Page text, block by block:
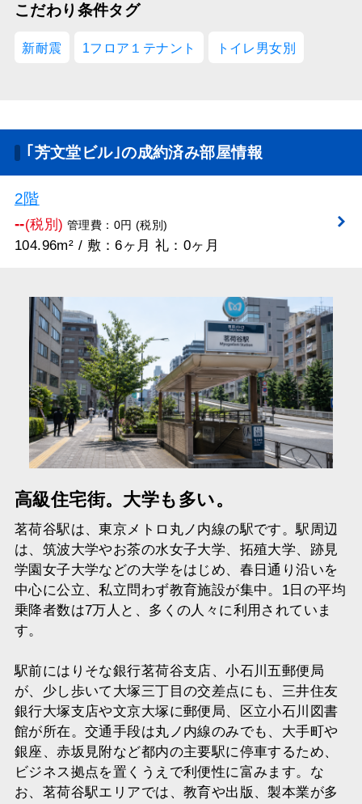
こだわり条件タグ
新耐震 1フロア１テナント トイレ男女別
｢芳文堂ビル｣の成約済み部屋情報
2階
--(税別) 管理費：0円 (税別)
104.96m² / 敷：6ヶ月 礼：0ヶ月
高級住宅街。大学も多い。
茗荷谷駅は、東京メトロ丸ノ内線の駅です。駅周辺
は、筑波大学やお茶の水女子大学、拓殖大学、跡見
学園女子大学などの大学をはじめ、春日通り沿いを
中心に公立、私立問わず教育施設が集中。1日の平均
乗降者数は7万人と、多くの人々に利用されていま
す。
駅前にはりそな銀行茗荷谷支店、小石川五郵便局
が、少し歩いて大塚三丁目の交差点にも、三井住友
銀行大塚支店や文京大塚に郵便局、区立小石川図書
館が所在。交通手段は丸ノ内線のみでも、大手町や
銀座、赤坂見附など都内の主要駅に停車するため、
ビジネス拠点を置くうえで利便性に富みます。な
お、茗荷谷駅エリアでは、教育や出版、製本業が多